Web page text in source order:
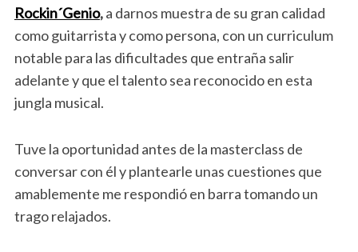
Rockin´Genio,a darnos muestra de su gran calidad
como guitarrista y como persona, con un curriculum
notable para las dificultades que entraña salir
adelante y que el talento sea reconocido en esta
jungla musical.
Tuve la oportunidad antes de la masterclass de
conversar con él y plantearle unas cuestiones que
amablemente me respondió en barra tomando un
trago relajados.